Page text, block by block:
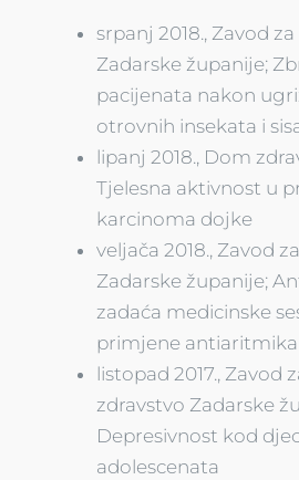
srpanj 2018., Zavod
Zadarske županije;
pacijenata nakon
otrovnih insekata i
lipanj 2018., Dom
Tjelesna aktivnost u
karcinoma dojke
veljača 2018., Zavod
Zadarske županije;
zadaća medicinske
primjene antiaritmika
listopad 2017., Zavod
zdravstvo Zadarske
Depresivnost kod
adolescenata